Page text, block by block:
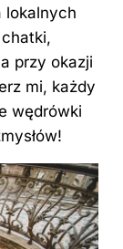
lokalnych
przy okazji
mi, każdy
wędrówki